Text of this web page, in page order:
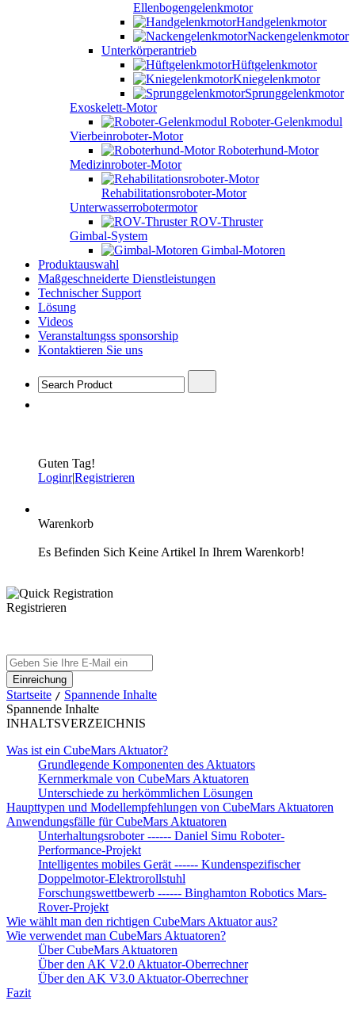
Ellenbogengelenkmotor
Handgelenkmotor
Nackengelenkmotor
Unterkörperantrieb
Hüftgelenkmotor
Kniegelenkmotor
Sprunggelenkmotor
Exoskelett-Motor
Roboter-Gelenkmodul
Vierbeinroboter-Motor
Roboterhund-Motor
Medizinroboter-Motor
Rehabilitationsroboter-Motor
Unterwasserrobotermotor
ROV-Thruster
Gimbal-System
Gimbal-Motoren
Produktauswahl
Maßgeschneiderte Dienstleistungen
Technischer Support
Lösung
Videos
Veranstaltungss sponsorship
Kontaktieren Sie uns
Guten Tag!
Loginr|Registrieren
Warenkorb
Es Befinden Sich Keine Artikel In Ihrem Warenkorb!
Registrieren
Startseite / Spannende Inhalte
Spannende Inhalte
INHALTSVERZEICHNIS
Was ist ein CubeMars Aktuator?
Grundlegende Komponenten des Aktuators
Kernmerkmale von CubeMars Aktuatoren
Unterschiede zu herkömmlichen Lösungen
Haupttypen und Modellempfehlungen von CubeMars Aktuatoren
Anwendungsfälle für CubeMars Aktuatoren
Unterhaltungsroboter ------ Daniel Simu Roboter-
Performance-Projekt
Intelligentes mobiles Gerät ------ Kundenspezifischer
Doppelmotor-Elektrorollstuhl
Forschungswettbewerb ------ Binghamton Robotics Mars-
Rover-Projekt
Wie wählt man den richtigen CubeMars Aktuator aus?
Wie verwendet man CubeMars Aktuatoren?
Über CubeMars Aktuatoren
Über den AK V2.0 Aktuator-Oberrechner
Über den AK V3.0 Aktuator-Oberrechner
Fazit